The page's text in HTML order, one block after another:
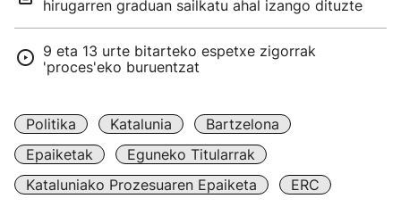
hirugarren graduan sailkatu ahal izango dituzte
9 eta 13 urte bitarteko espetxe zigorrak
'proces'eko buruentzat
Politika Katalunia
Bartzelona
Epaiketak
Eguneko Titularrak
Kataluniako Prozesuaren Epaiketa
ERC